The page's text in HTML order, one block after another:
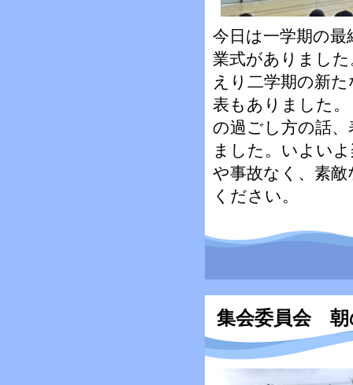
今日は一学期の
業式がありまし
えり二学期の新
表もありました
の過ごし方の話
ました。いよい
や事故なく、素
ください。
集会委員会 朝